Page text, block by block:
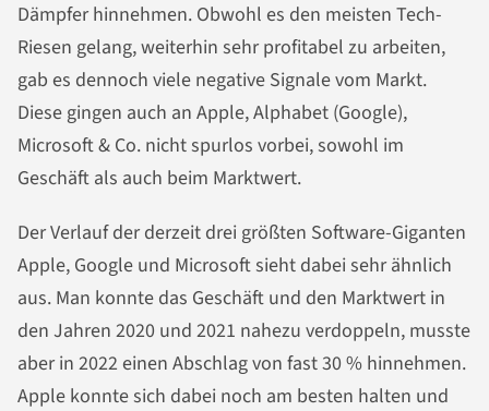
Dämpfer hinnehmen. Obwohl es den meisten Tech-
Riesen gelang, weiterhin sehr profitabel zu arbeiten,
gab es dennoch viele negative Signale vom Markt.
Diese gingen auch an Apple, Alphabet (Google),
Microsoft & Co. nicht spurlos vorbei, sowohl im
Geschäft als auch beim Marktwert.
Der Verlauf der derzeit drei größten Software-Giganten
Apple, Google und Microsoft sieht dabei sehr ähnlich
aus. Man konnte das Geschäft und den Marktwert in
den Jahren 2020 und 2021 nahezu verdoppeln, musste
aber in 2022 einen Abschlag von fast 30 % hinnehmen.
Apple konnte sich dabei noch am besten halten und